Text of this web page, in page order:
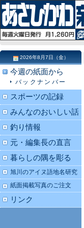
2026年8月7日（金）
今週の紙面から
バックナンバー
スポーツの記録
みんなのおいしい話
釣り情報
元・編集長の直言
暮らしの隅を彫る
旭川のアイヌ語地名研究
紙面掲載写真のご注文
リンク